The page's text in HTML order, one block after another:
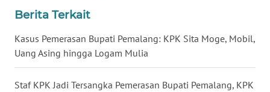
Berita Terkait
Kasus Pemerasan Bupati Pemalang: KPK Sita Moge, Mobil,
Uang Asing hingga Logam Mulia
Staf KPK Jadi Tersangka Pemerasan Bupati Pemalang, KPK
WN
WN